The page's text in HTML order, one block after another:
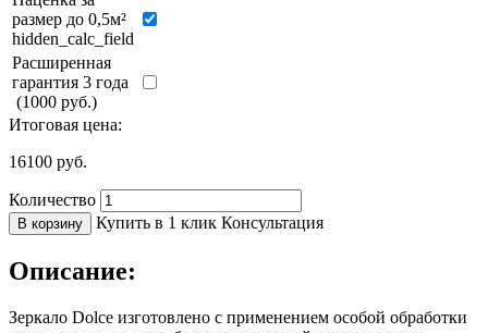
размер до 0,5м²
hidden_calc_field
Расширенная
гарантия 3 года
(1000 руб.)
Итоговая цена:
16100 руб.
Количество
В корзину Купить в 1 клик Консультация
Описание:
Зеркало Dolce изготовлено с применением особой обработки